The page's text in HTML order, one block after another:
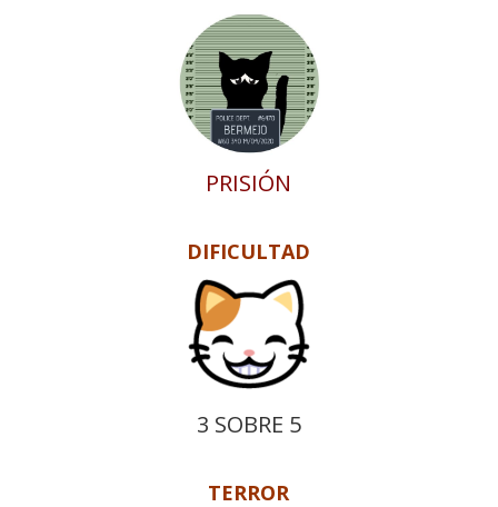
PRISIÓN
DIFICULTAD
3 SOBRE 5
TERROR